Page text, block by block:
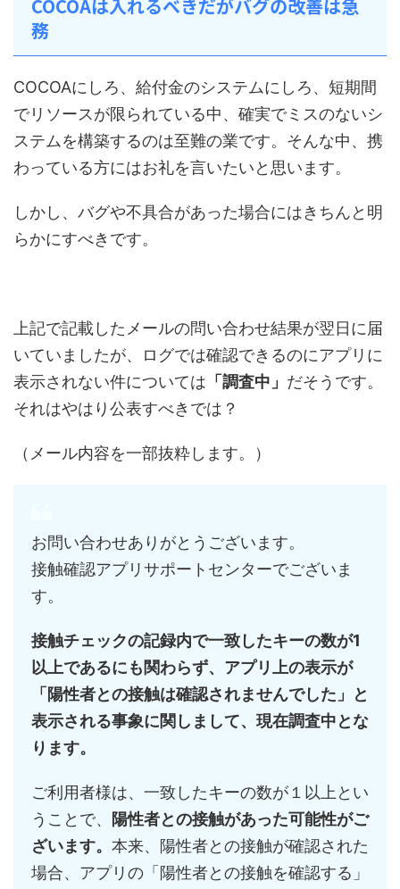
COCOAは入れるべきだがバグの改善は急
務
COCOAにしろ、給付金のシステムにしろ、短期間
でリソースが限られている中、確実でミスのないシ
ステムを構築するのは至難の業です。そんな中、携
わっている方にはお礼を言いたいと思います。
しかし、バグや不具合があった場合にはきちんと明
らかにすべきです。
上記で記載したメールの問い合わせ結果が翌日に届
いていましたが、ログでは確認できるのにアプリに
表示されない件については 「調査中」 だそうです。
それはやはり公表すべきでは？
（メール内容を一部抜粋します。）
お問い合わせありがとうございます。
接触確認アプリサポートセンターでございま
す。
接触チェックの記録内で一致したキーの数が1
以上であるにも関わらず、アプリ上の表示が
「陽性者との接触は確認されませんでした 」と
表示される事象に関しまして、現在調査中とな
ります。
ご利用者様は、一致したキーの数が１以上とい
うことで、 陽性者との接触があった可能性がご
ざいます。 本来、陽性者との接触が確認された
場合、アプリの「陽性者との接触を確認する」